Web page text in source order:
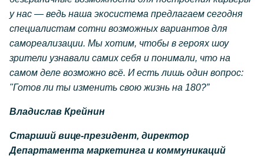
у нас — ведь наша экосистема предлагаем сегодня
специалистам сотни возможных вариантов для
самореализации. Мы хотим, чтобы в героях шоу
зрители узнавали самих себя и понимали, что на
самом деле возможно всё. И есть лишь один вопрос:
"Готов ли ты изменить свою жизнь на 180?”
Владислав Крейнин
Старший вице-президент, директор
Департамента маркетинга и коммуникаций